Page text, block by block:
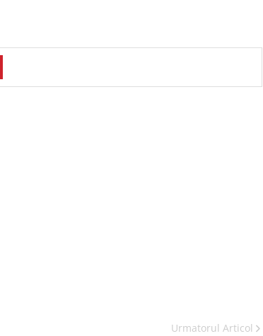
Urmatorul Articol